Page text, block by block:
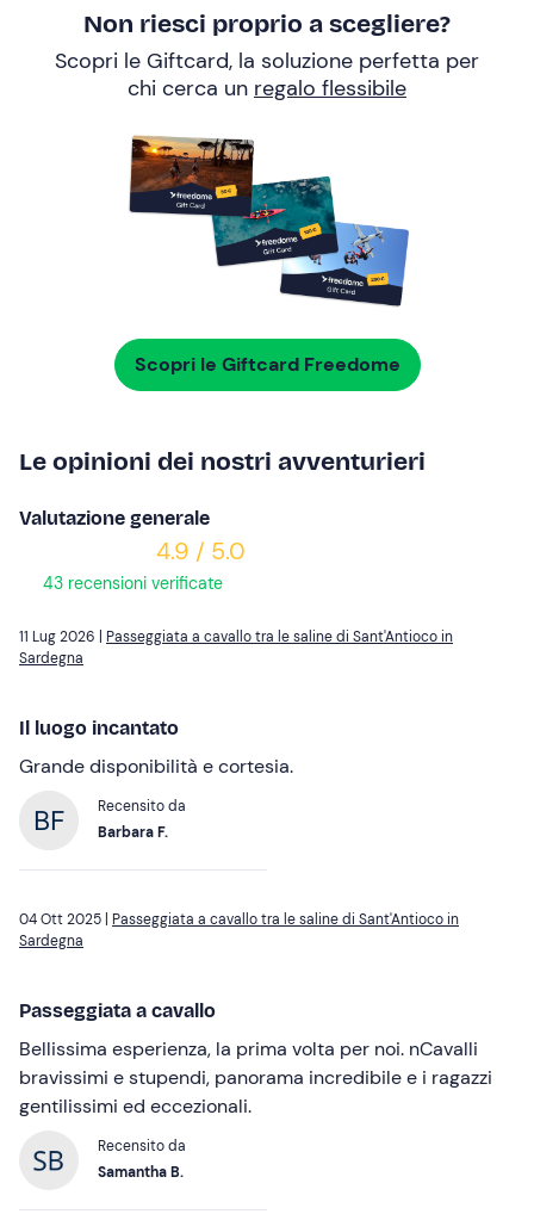
Non riesci proprio a scegliere?
Scopri le Giftcard, la soluzione perfetta per
chi cerca un regalo flessibile
Scopri le Giftcard Freedome
Le opinioni dei nostri avventurieri
Valutazione generale
4.9 / 5.0
43 recensioni verificate
11 Lug 2026 | Passeggiata a cavallo tra le saline di Sant'Antioco in
Sardegna
Il luogo incantato
Grande disponibilità e cortesia.
Recensito da
Barbara F.
04 Ott 2025 | Passeggiata a cavallo tra le saline di Sant'Antioco in
Sardegna
Passeggiata a cavallo
Bellissima esperienza, la prima volta per noi. nCavalli
bravissimi e stupendi, panorama incredibile e i ragazzi
gentilissimi ed eccezionali.
Recensito da
Samantha B.